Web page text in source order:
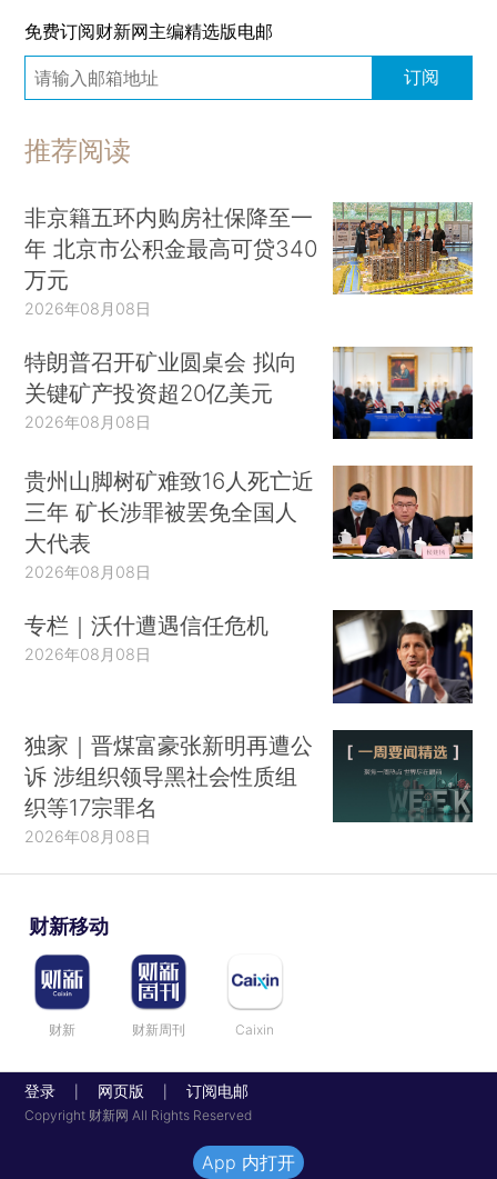
免费订阅财新网主编精选版电邮
订阅
推荐阅读
非京籍五环内购房社保降至一
年 北京市公积金最高可贷340
万元
2026年08月08日
特朗普召开矿业圆桌会 拟向
关键矿产投资超20亿美元
2026年08月08日
贵州山脚树矿难致16人死亡近
三年 矿长涉罪被罢免全国人
大代表
2026年08月08日
专栏｜沃什遭遇信任危机
2026年08月08日
独家｜晋煤富豪张新明再遭公
诉 涉组织领导黑社会性质组
织等17宗罪名
2026年08月08日
财新移动
财新 财新周刊 Caixin
登录 网页版 订阅电邮
Copyright 财新网 All Rights Reserved
App 内打开